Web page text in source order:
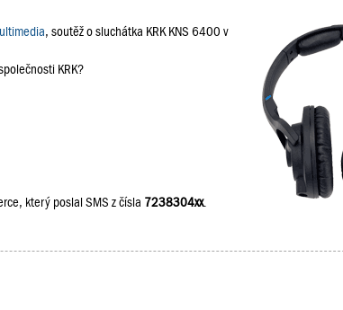
, soutěž o sluchátka KRK KNS 6400 v
KRK?
který poslal SMS z čísla 7238304xx.